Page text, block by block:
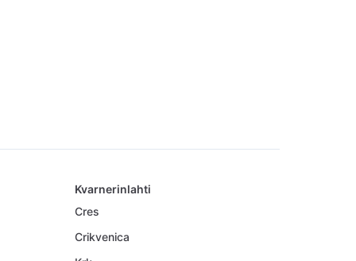
Kvarnerinlahti
Cres
Crikvenica